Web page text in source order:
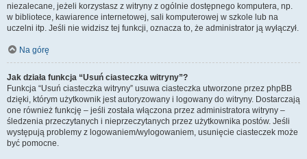
niezalecane, jeżeli korzystasz z witryny z ogólnie dostępnego komputera, np.
w bibliotece, kawiarence internetowej, sali komputerowej w szkole lub na
uczelni itp. Jeśli nie widzisz tej funkcji, oznacza to, że administrator ją wyłączył.
Na górę
Jak działa funkcja “Usuń ciasteczka witryny”?
Funkcja “Usuń ciasteczka witryny” usuwa ciasteczka utworzone przez phpBB
dzięki, którym użytkownik jest autoryzowany i logowany do witryny. Dostarczają
one również funkcję – jeśli została włączona przez administratora witryny –
śledzenia przeczytanych i nieprzeczytanych przez użytkownika postów. Jeśli
występują problemy z logowaniem/wylogowaniem, usunięcie ciasteczek może
być pomocne.